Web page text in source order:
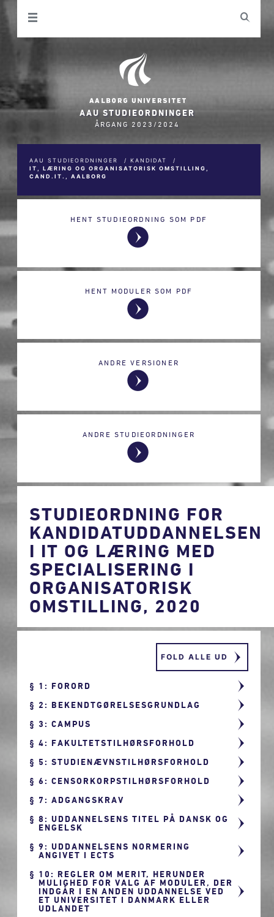
AAU STUDIEORDNINGER
ÅRGANG 2023/2024
AAU STUDIEORDNINGER / KANDIDAT
/
IT, LÆRING OG ORGANISATORISK OMSTILLING,
CAND.IT., AALBORG
HENT STUDIEORDNING SOM PDF
HENT MODULER SOM PDF
ANDRE VERSIONER
ANDRE STUDIEORDNINGER
STUDIEORDNING FOR
KANDIDATUDDANNELSEN
I IT OG LÆRING MED
SPECIALISERING I
ORGANISATORISK
OMSTILLING, 2020
FOLD ALLE UD
1: FORORD
2: BEKENDTGØRELSESGRUNDLAG
3: CAMPUS
4: FAKULTETSTILHØRSFORHOLD
5: STUDIENÆVNSTILHØRSFORHOLD
6: CENSORKORPSTILHØRSFORHOLD
7: ADGANGSKRAV
8: UDDANNELSENS TITEL PÅ DANSK OG
ENGELSK
9: UDDANNELSENS NORMERING
ANGIVET I ECTS
10: REGLER OM MERIT, HERUNDER
MULIGHED FOR VALG AF MODULER, DER
INDGÅR I EN ANDEN UDDANNELSE VED
ET UNIVERSITET I DANMARK ELLER
UDLANDET